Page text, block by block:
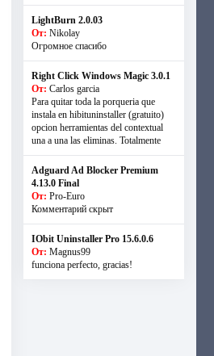
LightBurn 2.0.03
От: Nikolay
Огромное спасибо
Right Click Windows Magic 3.0.1
От: Carlos garcia
Para quitar toda la porqueria que
instala en hibituninstaller (gratuito)
opcion herramientas del contextual
una a una las eliminas. Totalmente
Adguard Ad Blocker Premium
4.13.0 Final
От: Pro-Euro
Комментарий скрыт
IObit Uninstaller Pro 15.6.0.6
От: Magnus99
funciona perfecto, gracias!